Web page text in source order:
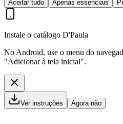
Aceitar tudo Apenas essenciais
Instale o catálogo D'Paula
No Android, use o menu do
"Adicionar à tela inicial".
Ver instruções Agora não